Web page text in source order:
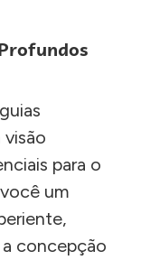
para o
um
concepção